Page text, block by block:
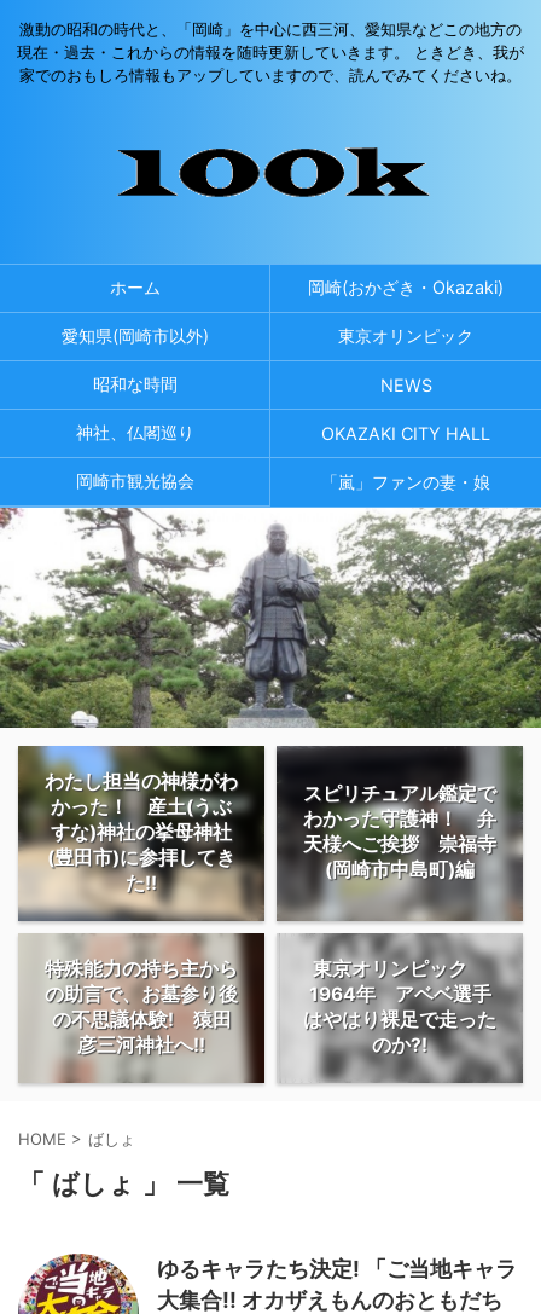
激動の昭和の時代と、「岡崎」を中心に西三河、愛知県などこの地方の
現在・過去・これからの情報を随時更新していきます。 ときどき、我が
家でのおもしろ情報もアップしていますので、読んでみてくださいね。
ホーム 岡崎(おかざき・Okazaki)
愛知県(岡崎市以外) 東京オリンピック
昭和な時間 NEWS
神社、仏閣巡り OKAZAKI CITY HALL
岡崎市観光協会 「嵐」ファンの妻・娘
わたし担当の神様がわ
かった！ 産土(うぶ
すな)神社の挙母神社
(豊田市)に参拝してき
た!!
スピリチュアル鑑定で
わかった守護神！ 弁
天様へご挨拶 崇福寺
(岡崎市中島町)編
特殊能力の持ち主から
の助言で、お墓参り後
の不思議体験! 猿田
彦三河神社へ!!
東京オリンピック
1964年 アベベ選手
はやはり裸足で走った
のか?!
HOME > ばしょ
「 ばしょ 」 一覧
ゆるキャラたち決定! 「ご当地キャラ
大集合!! オカザえもんのおともだち